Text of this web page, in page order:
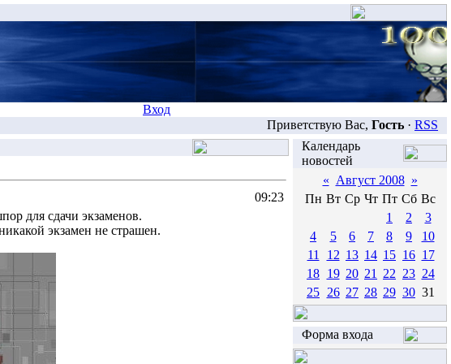
Вход
Приветствую Вас, Гость · RSS
09:23
для сдачи экзаменов.
экзамен не страшен.
Календарь
новостей
« Август 2008 »
Пн Вт Ср Чт Пт Сб Вс
1
2
3
4
5 6 7 8 9
10
11
12 13 14 15 16 17
18 19 20 21 22 23 24
25 26 27 28 29 30 31
Форма входа